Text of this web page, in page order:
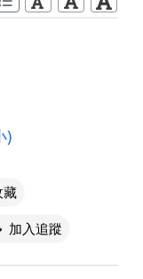
)
藏
加入追蹤